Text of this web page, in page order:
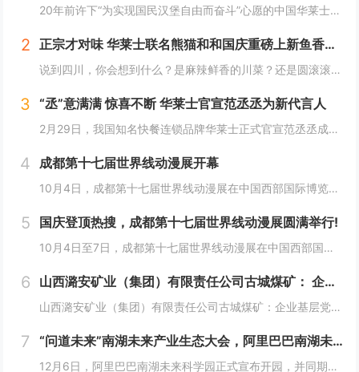
20年前许下“为实现国民汉堡自由而奋斗”心愿的中国华莱士可能没有想到，2024年华莱士汉堡价格居然“卷”出了首店开业的价格！9月1日，“2024华华汉堡节”正式开启，而此次汉堡节，华莱士也是下了“血本”来回馈「华门信徒」，10块钱就能吃到3...
2 正宗才对味 华莱士联名熊猫和和国庆重磅上新鱼香肉丝鸡腿堡
说到四川，你会想到什么？是麻辣鲜香的川菜？还是圆滚滚可爱的国宝“胖达”？华莱士寻味中国系列终于来到了川蜀之地，与央视动漫熊猫和和联名，9月20日重磅上新华莱士川蜀鱼香肉丝风味鸡腿堡，从舌尖出发，探寻川蜀美食的“灵魂”。中国华莱士一直秉承着传...
3 “丞”意满满 惊喜不断 华莱士官宣范丞丞为新代言人
2月29日，我国知名快餐连锁品牌华莱士正式官宣范丞丞成为中国华莱士的品牌代言人。配合官宣，华莱士携手范丞丞发布了全新的品牌TVC，还为范丞丞的粉丝们量身定制了“丞意满满”的惊喜，与范丞丞共同开启创意十足的“春日之旅”。“丞”至金开，共掀美食...
4 成都第十七届世界线动漫展开幕
10月4日，成都第十七届世界线动漫展在中国西部国际博览城开幕。本届展会以“逐浪追风，记秋航行”为主题，涵盖品牌展商互动、主题游戏体验、沉浸主题摄影、声优大赛、电竞比赛、嘉宾签售、主题巡游和IP周边销售等核心内容。展会服务继续升级！成都第十七...
5 国庆登顶热搜，成都第十七届世界线动漫展圆满举行!
10月4日至7日，成都第十七届世界线动漫展在中国西部国际博览城成功举行。世界线动漫展是成都本土市场孕育的动漫展会，凭借独特的游戏体验和品牌展商互动内容，在年轻二次元人群好评如潮，成为了西部地区受众人数最多、规模最大的动漫展会。成都第十七届世...
6 山西潞安矿业（集团）有限责任公司古城煤矿： 企业基层党组织如何围绕中心工作发挥宣传赋能作用
山西潞安矿业（集团）有限责任公司古城煤矿：企业基层党组织如何围绕中心工作发挥宣传赋能作用 习近平总书记指出，做好新形势下宣传思想工作，必须自觉承担起举旗帜、聚民心、育新人、兴文化、展形象的使命任务，这为国企做好宣传思想工作提供了根...
7 “问道未来”南湖未来产业生态大会，阿里巴巴南湖未来科学园正式宣布开园
12月6日，阿里巴巴南湖未来科学园正式宣布开园，并同期举办了“问道未来——南湖未来产业生态大会”。此次活动中，由阿里巴巴达摩院主导的湖畔实验室、中国科学院院士叶志镇团队、西湖大学裴端卿教授实验室等共计106家科技创新企业及实验室正式入驻并举...